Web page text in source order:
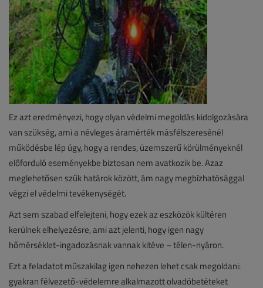
Ez azt eredményezi, hogy olyan védelmi megoldás kidolgozására
van szükség, ami a névleges áramérték másfélszeresénél
működésbe lép úgy, hogy a rendes, üzemszerű körülményeknél
előforduló eseményekbe biztosan nem avatkozik be. Azaz
meglehetősen szűk határok között, ám nagy megbízhatósággal
végzi el védelmi tevékenységét.
Azt sem szabad elfelejteni, hogy ezek az eszközök kültéren
kerülnek elhelyezésre, ami azt jelenti, hogy igen nagy
hőmérséklet-ingadozásnak vannak kitéve – télen-nyáron.
Ezt a feladatot műszakilag igen nehezen lehet csak megoldani:
gyakran félvezető-védelemre alkalmazott olvadóbetéteket